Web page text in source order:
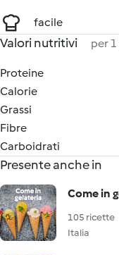
facile
Valori nutritivi per
Proteine
Calorie
Grassi
Fibre
Carboidrati
Presente anche in
Come in
105 ricette
Italia